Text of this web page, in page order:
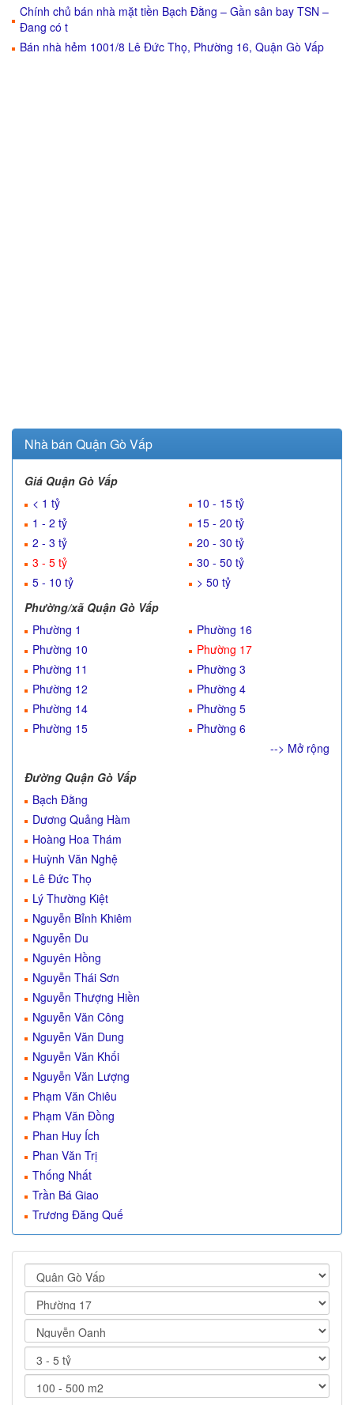
Chính chủ bán nhà mặt tiền Bạch Đằng – Gần sân bay TSN –
Đang có t
Bán nhà hẻm 1001/8 Lê Đức Thọ, Phường 16, Quận Gò Vấp
Nhà bán Quận Gò Vấp
Giá Quận Gò Vấp
< 1 tỷ
1 - 2 tỷ
2 - 3 tỷ
3 - 5 tỷ
5 - 10 tỷ
10 - 15 tỷ
15 - 20 tỷ
20 - 30 tỷ
30 - 50 tỷ
> 50 tỷ
Phường/xã Quận Gò Vấp
Phường 1
Phường 10
Phường 11
Phường 12
Phường 14
Phường 15
Phường 16
Phường 17
Phường 3
Phường 4
Phường 5
Phường 6
--> Mở rộng
Đường Quận Gò Vấp
Bạch Đằng
Dương Quảng Hàm
Hoàng Hoa Thám
Huỳnh Văn Nghệ
Lê Đức Thọ
Lý Thường Kiệt
Nguyễn Bỉnh Khiêm
Nguyễn Du
Nguyên Hồng
Nguyễn Thái Sơn
Nguyễn Thượng Hiền
Nguyễn Văn Công
Nguyễn Văn Dung
Nguyễn Văn Khối
Nguyễn Văn Lượng
Phạm Văn Chiêu
Phạm Văn Đồng
Phan Huy Ích
Phan Văn Trị
Thống Nhất
Trần Bá Giao
Trương Đăng Quế